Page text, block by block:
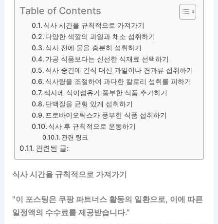
Table of Contents
식사 시간을 규칙적으로 가져가기
다양한 색깔의 과일과 채소 섭취하기
식사 전에 물을 충분히 섭취하기
가공 식품보다는 신선한 식재료 선택하기
식사 중간에 간식 대신 과일이나 견과류 섭취하기
식사량을 조절하여 과다한 칼로리 섭취를 피하기
식사에 식이섬유가 풍부한 식품 추가하기
단백질을 균형 있게 섭취하기
프로바이오틱스가 풍부한 식품 섭취하기
식사 후 규칙적으로 운동하기
관련 링크
관련된 글:
식사 시간을 규칙적으로 가져가기
"이 포스팅은 쿠팡 파트너스 활동의 일환으로, 이에 따른
일정액의 수수료를 제공받습니다."